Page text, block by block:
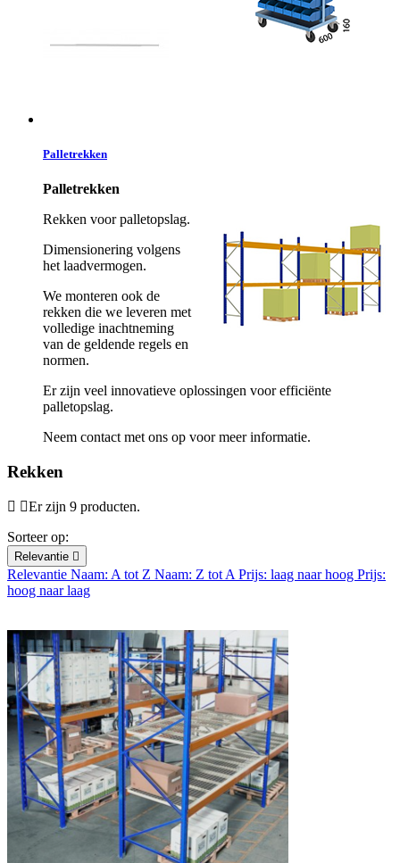
Palletrekken
Palletrekken
Rekken voor palletopslag.
Dimensionering volgens
het laadvermogen.
We monteren ook de
rekken die we leveren met
volledige inachtneming
van de geldende regels en
normen.
Er zijn veel innovatieve oplossingen voor efficiënte
palletopslag.
Neem contact met ons op voor meer informatie.
Rekken
Er zijn 9 producten.
Sorteer op:
Relevantie 
Relevantie Naam: A tot Z Naam: Z tot A Prijs: laag naar hoog Prijs:
hoog naar laag